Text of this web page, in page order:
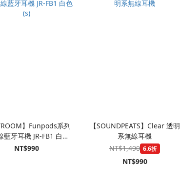
】Funpods系列
藍牙耳機 JR-FB1 白色
(s)
NT$990
【SOUNDPEATS】Clear 透明
系無線耳機
NT$1,490 6.6折
NT$990